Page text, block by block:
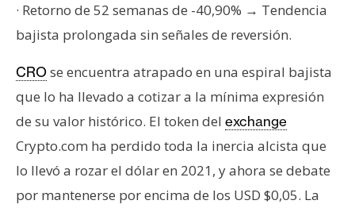
y
P
b
l
i
c
d
a
· Retorno de 52 semanas de -40,90% → Tendencia
bajista prolongada sin señales de reversión.
CROse encuentra atrapado en una espiral bajista
que lo ha llevado a cotizar a la mínima expresión
de su valor histórico. El token del exchange
Crypto.com ha perdido toda la inercia alcista que
lo llevó a rozar el dólar en 2021, y ahora se debate
por mantenerse por encima de los USD $0,05. La